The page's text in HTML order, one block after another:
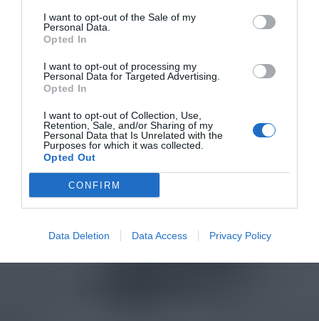
I want to opt-out of the Sale of my
Personal Data.
Opted In
I want to opt-out of processing my
Personal Data for Targeted Advertising.
Opted In
I want to opt-out of Collection, Use,
Retention, Sale, and/or Sharing of my
Personal Data that Is Unrelated with the
Purposes for which it was collected.
Opted Out
CONFIRM
Data Deletion Data Access Privacy Policy